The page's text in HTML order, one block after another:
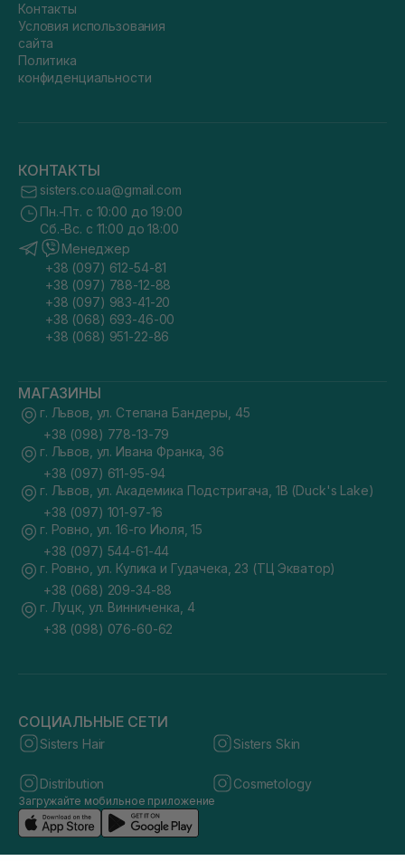
Контакты
Условия использования
сайта
Политика
конфиденциальности
КОНТАКТЫ
sisters.co.ua@gmail.com
Пн.-Пт. с 10:00 до 19:00
Сб.-Вс. с 11:00 до 18:00
Менеджер
+38 (097) 612-54-81
+38 (097) 788-12-88
+38 (097) 983-41-20
+38 (068) 693-46-00
+38 (068) 951-22-86
МАГАЗИНЫ
г. Львов, ул. Степана Бандеры, 45
+38 (098) 778-13-79
г. Львов, ул. Ивана Франка, 36
+38 (097) 611-95-94
г. Львов, ул. Академика Подстригача, 1В (Duck's Lake)
+38 (097) 101-97-16
г. Ровно, ул. 16-го Июля, 15
+38 (097) 544-61-44
г. Ровно, ул. Кулика и Гудачека, 23 (ТЦ Экватор)
+38 (068) 209-34-88
г. Луцк, ул. Винниченка, 4
+38 (098) 076-60-62
СОЦИАЛЬНЫЕ СЕТИ
Sisters Hair Sisters Skin
Distribution Cosmetology
Загружайте мобильное приложение